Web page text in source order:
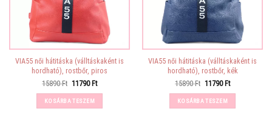
VIA55 női hátitáska (válltáskaként is
hordható), rostbőr, piros
15890Ft Original
was:
15890 Ft.
11790 FtCurrent
KOSÁRBA TESZEM
VIA55 női hátitáska (válltáskaként is
hordható), rostbőr, kék
15890Ft Original
was:
15890 Ft.
11790 FtCurrent
KOSÁRBA TESZEM